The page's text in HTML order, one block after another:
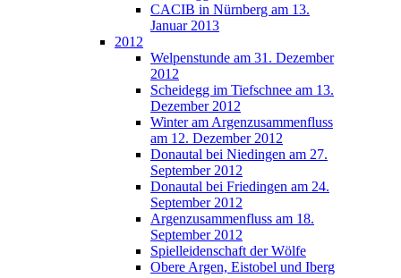
CACIB in Nürnberg am 13.
Januar 2013
2012
Welpenstunde am 31. Dezember
2012
Scheidegg im Tiefschnee am 13.
Dezember 2012
Winter am Argenzusammenfluss
am 12. Dezember 2012
Donautal bei Niedingen am 27.
September 2012
Donautal bei Friedingen am 24.
September 2012
Argenzusammenfluss am 18.
September 2012
Spielleidenschaft der Wölfe
Obere Argen, Eistobel und Iberg